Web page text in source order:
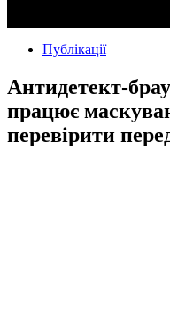
Публікації
Антидетект-
працює
перевірити